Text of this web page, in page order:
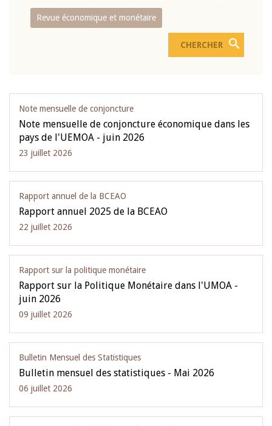
Revue économique et monétaire
Note mensuelle de conjoncture
Note mensuelle de conjoncture économique dans les
pays de l'UEMOA - juin 2026
23 juillet 2026
Rapport annuel de la BCEAO
Rapport annuel 2025 de la BCEAO
22 juillet 2026
Rapport sur la politique monétaire
Rapport sur la Politique Monétaire dans l'UMOA -
juin 2026
09 juillet 2026
Bulletin Mensuel des Statistiques
Bulletin mensuel des statistiques - Mai 2026
06 juillet 2026